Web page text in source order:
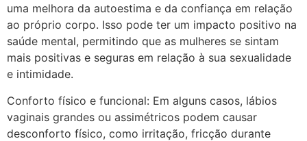
uma melhora da autoestima e da confiança em relação
ao próprio corpo. Isso pode ter um impacto positivo na
saúde mental, permitindo que as mulheres se sintam
mais positivas e seguras em relação à sua sexualidade
e intimidade.
Conforto físico e funcional: Em alguns casos, lábios
vaginais grandes ou assimétricos podem causar
desconforto físico, como irritação, fricção durante